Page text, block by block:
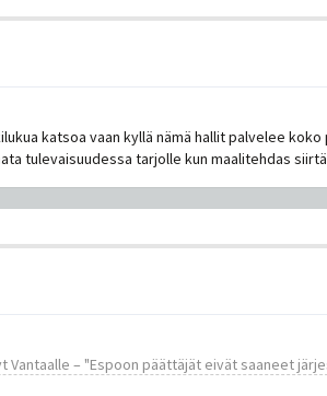
katsoa vaan kyllä nämä hallit palvelee
tulevaisuudessa tarjolle kun maalitehdas
Vantaalle – "Espoon päättäjät eivät saaneet